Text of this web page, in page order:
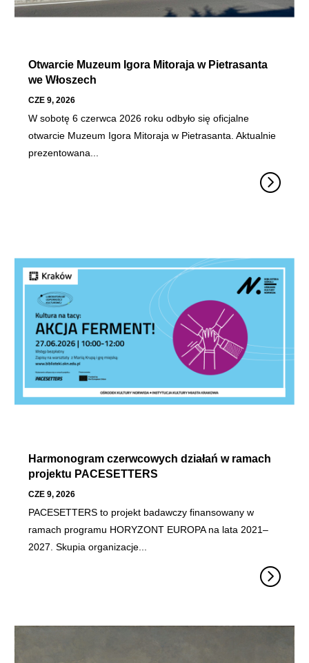
Otwarcie Muzeum Igora Mitoraja w Pietrasanta
we Włoszech
CZE 9, 2026
W sobotę 6 czerwca 2026 roku odbyło się oficjalne
otwarcie Muzeum Igora Mitoraja w Pietrasanta. Aktualnie
prezentowana...
Harmonogram czerwcowych działań w ramach
projektu PACESETTERS
CZE 9, 2026
PACESETTERS to projekt badawczy finansowany w
ramach programu HORYZONT EUROPA na lata 2021–
2027. Skupia organizacje...